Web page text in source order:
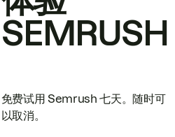
SEMRUSH
免费试用 Semrush 七天。随时可
以取消。